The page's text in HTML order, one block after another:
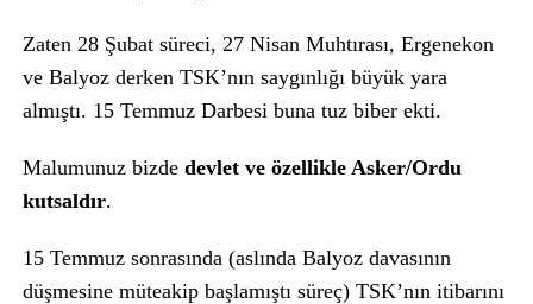
Zaten 28 Şubat süreci, 27 Nisan Muhtırası, Ergenekon
ve Balyoz derken TSK’nın saygınlığı büyük yara
almıştı. 15 Temmuz Darbesi buna tuz biber ekti.
Malumunuz bizde devlet ve özellikle Asker/Ordu
kutsaldır.
15 Temmuz sonrasında (aslında Balyoz davasının
düşmesine müteakip başlamıştı süreç) TSK’nın itibarını